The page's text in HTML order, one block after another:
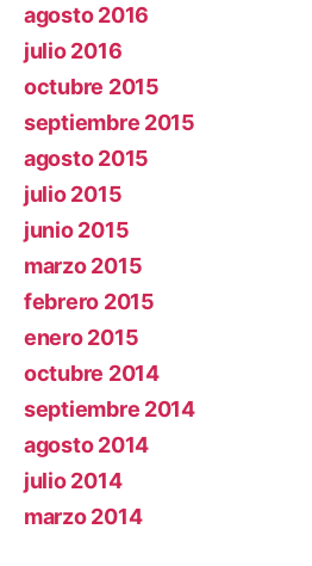
agosto 2016
julio 2016
octubre 2015
septiembre 2015
agosto 2015
julio 2015
junio 2015
marzo 2015
febrero 2015
enero 2015
octubre 2014
septiembre 2014
agosto 2014
julio 2014
marzo 2014